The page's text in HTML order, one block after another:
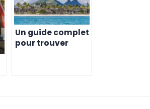
Un guide complet
pour trouver